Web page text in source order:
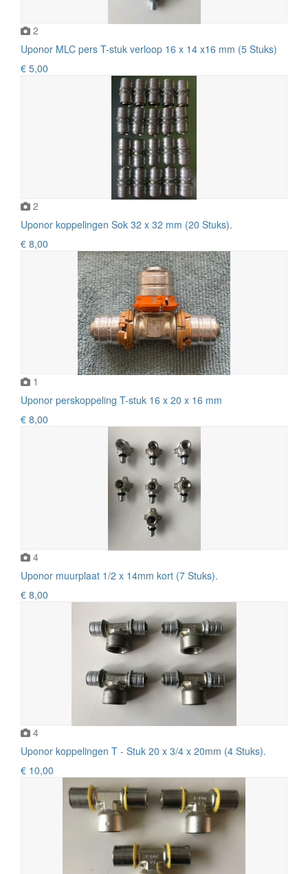
2
Uponor MLC pers T-stuk verloop 16 x 14 x16 mm (5 Stuks)
€ 5,00
2
Uponor koppelingen Sok 32 x 32 mm (20 Stuks).
€ 8,00
1
Uponor perskoppeling T-stuk 16 x 20 x 16 mm
€ 8,00
4
Uponor muurplaat 1/2 x 14mm kort (7 Stuks).
€ 8,00
4
Uponor koppelingen T - Stuk 20 x 3/4 x 20mm (4 Stuks).
€ 10,00